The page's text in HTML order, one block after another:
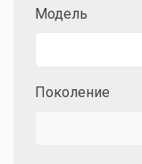
Модель
Поколение